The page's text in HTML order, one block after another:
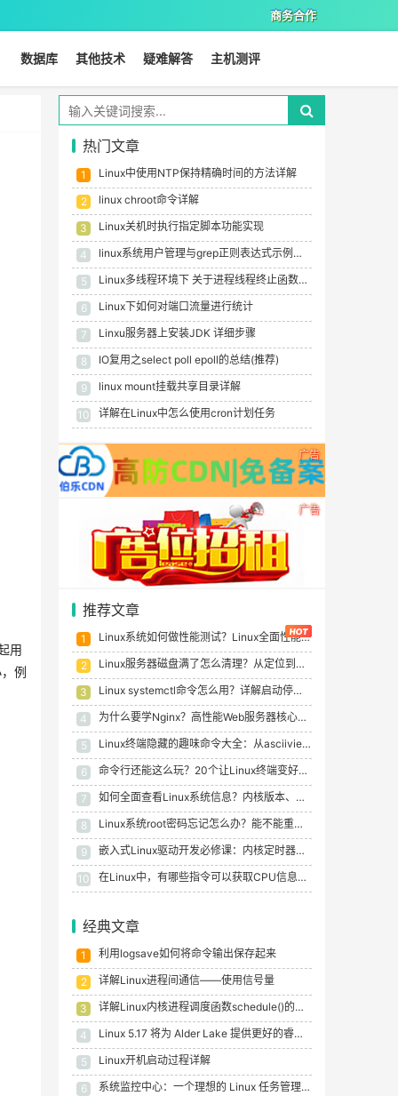
商务合作
数据库 其他技术 疑难解答 主机测评
用
例
热门文章
1 Linux中使用NTP保持精确时间的方法详解
2 linux chroot命令详解
3 Linux关机时执行指定脚本功能实现
4 linux系统用户管理与grep正则表达式示例教程
5 Linux多线程环境下 关于进程线程终止函数总结
6 Linux下如何对端口流量进行统计
7 Linxu服务器上安装JDK 详细步骤
8 IO复用之select poll epoll的总结(推荐)
9 linux mount挂载共享目录详解
10 详解在Linux中怎么使用cron计划任务
广告
广告
推荐文章
1 Linux系统如何做性能测试？Linux全面性能测试指南
2 Linux服务器磁盘满了怎么清理？从定位到根治的完整流程（实例）
3 Linux systemctl命令怎么用？详解启动停止重启服务及状态检查
4 为什么要学Nginx？高性能Web服务器核心价值与应用场景
5 Linux终端隐藏的趣味命令大全：从asciiview到oneko全收录
6 命令行还能这么玩？20个让Linux终端变好玩有趣的彩蛋小游戏
7 如何全面查看Linux系统信息？内核版本、发行版、硬件配置一网打尽
8 Linux系统root密码忘记怎么办？能不能重置或者破解？
9 嵌入式Linux驱动开发必修课：内核定时器原理、API详解与LED闪烁项目实战
10 在Linux中，有哪些指令可以获取CPU信息？记住这些关键指令！
经典文章
1 利用logsave如何将命令输出保存起来
2 详解Linux进程间通信——使用信号量
3 详解Linux内核进程调度函数schedule()的触发和执行时机
4 Linux 5.17 将为 Alder Lake 提供更好的睿频性能
5 Linux开机启动过程详解
6 系统监控中心：一个理想的 Linux 任务管理器和资源监视器